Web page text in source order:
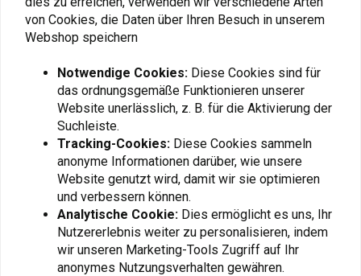
Artikelcode: 04 636388
Fügen Sie Ihre Bewertung hinzu
Ähnliche Produkte
von Cookies, die Daten über Ihren Besuch in unserem
Webshop speichern
Notwendige Cookies: Diese Cookies sind für
das ordnungsgemäße Funktionieren unserer
Website unerlässlich, z. B. für die Aktivierung der
Suchleiste.
Tracking-Cookies: Diese Cookies sammeln
anonyme Informationen darüber, wie unsere
Website genutzt wird, damit wir sie optimieren
und verbessern können.
Analytische Cookie: Dies ermöglicht es uns, Ihr
Nutzererlebnis weiter zu personalisieren, indem
wir unseren Marketing-Tools Zugriff auf Ihr
anonymes Nutzungsverhalten gewähren.